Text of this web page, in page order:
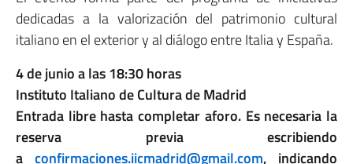
dedicadas a la valorización del patrimonio cultural
italiano en el exterior y al diálogo entre Italia y España.
4 de junio a las 18:30 horas
Instituto Italiano de Cultura de Madrid
Entrada libre hasta completar aforo. Es necesaria la
reserva previa escribiendo
a confirmaciones.iicmadrid@gmail.com, indicando